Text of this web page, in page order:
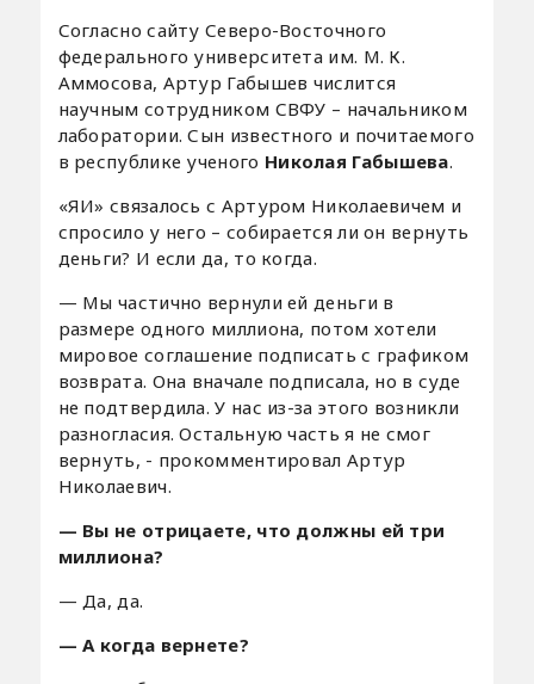
Согласно сайту Северо-Восточного
федерального университета им. М. К.
Аммосова, Артур Габышев числится
научным сотрудником СВФУ – начальником
лаборатории. Сын известного и почитаемого
в республике ученого Николая Габышева.
«ЯИ» связалось с Артуром Николаевичем и
спросило у него – собирается ли он вернуть
деньги? И если да, то когда.
— Мы частично вернули ей деньги в
размере одного миллиона, потом хотели
мировое соглашение подписать с графиком
возврата. Она вначале подписала, но в суде
не подтвердила. У нас из-за этого возникли
разногласия. Остальную часть я не смог
вернуть, - прокомментировал Артур
Николаевич.
— Вы не отрицаете, что должны ей три
миллиона?
— Да, да.
— А когда вернете?